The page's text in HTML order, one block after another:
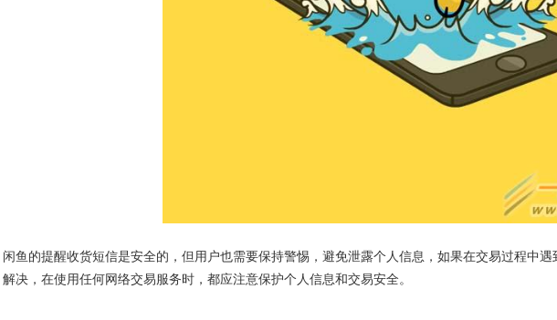
闲鱼的提醒收货短信是安全的，但用户也需要保持警惕，避免泄露个人信息，如果在交易过程中
解决，在使用任何网络交易服务时，都应注意保护个人信息和交易安全。